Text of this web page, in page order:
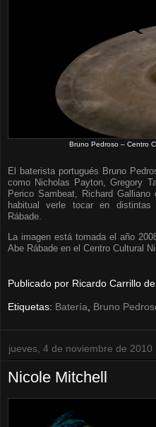
Bruno Pedroso – Centro
El baterista portugués Bruno
como Nicholas Payton, Gregory
Perico Sambeat, Richard
habitual verle tocar en
Rábade.
La imagen está tomada el año
Abe Rábade en el Centro Cultural
Publicado por Ricardo Carrillo
Etiquetas: Batería Bruno
jueves, 4 de noviembre de 2010
Nicole Mitchell